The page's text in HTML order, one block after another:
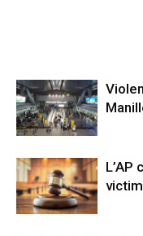
L’AP